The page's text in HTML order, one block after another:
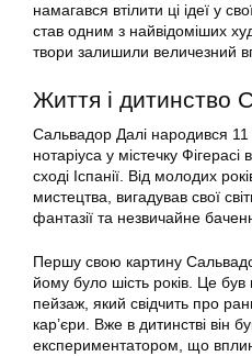
намагався втілити ці ідеї у
став одним з найвідоміших
твори залишили величезний
Життя і дитинство
Сальвадор Далі народився
нотаріуса у містечку Фігерасі
сході Іспанії. Від молодих
мистецтва, вигадував свої
фантазії та незвичайне
Першу свою картину
йому було шість років. Це був
пейзаж, який свідчить про
кар’єри. Вже в дитинстві він
експериментатором, що